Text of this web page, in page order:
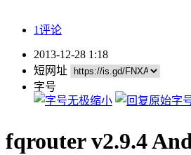
1评论
2013-12-28 1:18
短网址
字号
fqrouter v2.9.4